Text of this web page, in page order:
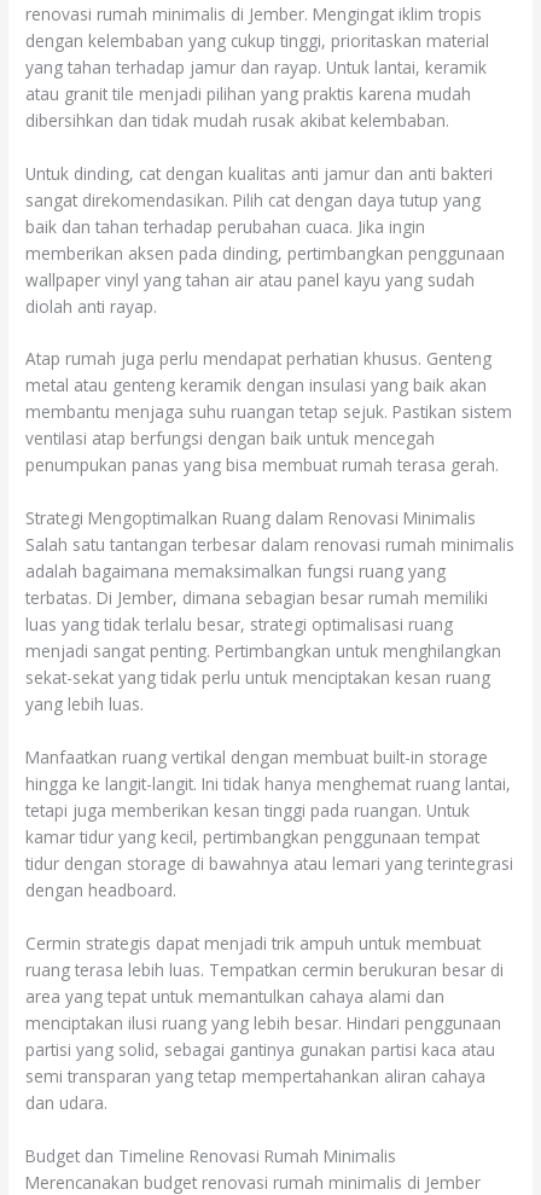
renovasi rumah minimalis di Jember. Mengingat iklim tropis
dengan kelembaban yang cukup tinggi, prioritaskan material
yang tahan terhadap jamur dan rayap. Untuk lantai, keramik
atau granit tile menjadi pilihan yang praktis karena mudah
dibersihkan dan tidak mudah rusak akibat kelembaban.
Untuk dinding, cat dengan kualitas anti jamur dan anti bakteri
sangat direkomendasikan. Pilih cat dengan daya tutup yang
baik dan tahan terhadap perubahan cuaca. Jika ingin
memberikan aksen pada dinding, pertimbangkan penggunaan
wallpaper vinyl yang tahan air atau panel kayu yang sudah
diolah anti rayap.
Atap rumah juga perlu mendapat perhatian khusus. Genteng
metal atau genteng keramik dengan insulasi yang baik akan
membantu menjaga suhu ruangan tetap sejuk. Pastikan sistem
ventilasi atap berfungsi dengan baik untuk mencegah
penumpukan panas yang bisa membuat rumah terasa gerah.
Strategi Mengoptimalkan Ruang dalam Renovasi Minimalis
Salah satu tantangan terbesar dalam renovasi rumah minimalis
adalah bagaimana memaksimalkan fungsi ruang yang
terbatas. Di Jember, dimana sebagian besar rumah memiliki
luas yang tidak terlalu besar, strategi optimalisasi ruang
menjadi sangat penting. Pertimbangkan untuk menghilangkan
sekat-sekat yang tidak perlu untuk menciptakan kesan ruang
yang lebih luas.
Manfaatkan ruang vertikal dengan membuat built-in storage
hingga ke langit-langit. Ini tidak hanya menghemat ruang lantai,
tetapi juga memberikan kesan tinggi pada ruangan. Untuk
kamar tidur yang kecil, pertimbangkan penggunaan tempat
tidur dengan storage di bawahnya atau lemari yang terintegrasi
dengan headboard.
Cermin strategis dapat menjadi trik ampuh untuk membuat
ruang terasa lebih luas. Tempatkan cermin berukuran besar di
area yang tepat untuk memantulkan cahaya alami dan
menciptakan ilusi ruang yang lebih besar. Hindari penggunaan
partisi yang solid, sebagai gantinya gunakan partisi kaca atau
semi transparan yang tetap mempertahankan aliran cahaya
dan udara.
Budget dan Timeline Renovasi Rumah Minimalis
Merencanakan budget renovasi rumah minimalis di Jember